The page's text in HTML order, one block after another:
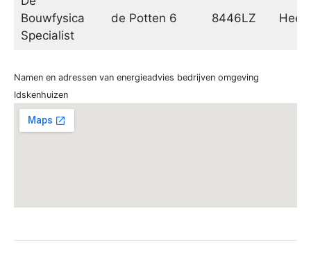
Bouwfysica
Specialist
de Potten 6 8446LZ
Namen en adressen van energieadvies bedrijven omgeving
Idskenhuizen